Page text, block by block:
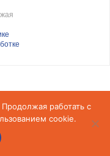
работать с
cookie.